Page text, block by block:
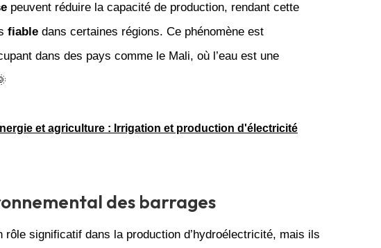
peuvent réduire la capacité de production, rendant cette
fiabledans certaines régions. Ce phénomène est
dans des pays comme le Mali, où l’eau est une
et agriculture : Irrigation et production d'électricité
des barrages
rôle significatif dans la production d’hydroélectricité, mais ils